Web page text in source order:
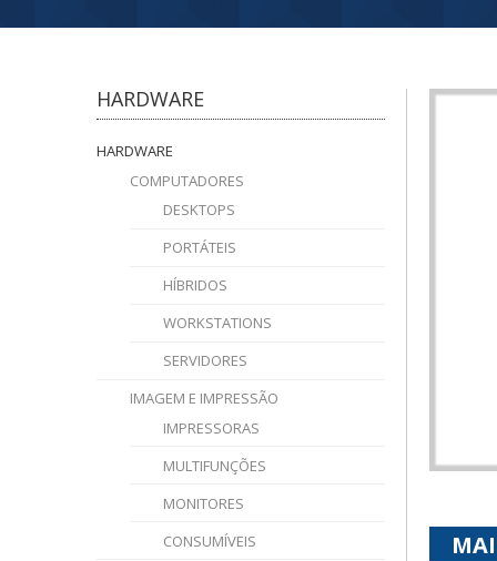
HARDWARE
HARDWARE
COMPUTADORES
DESKTOPS
PORTÁTEIS
HÍBRIDOS
WORKSTATIONS
SERVIDORES
IMAGEM E IMPRESSÃO
IMPRESSORAS
MULTIFUNÇÕES
MONITORES
CONSUMÍVEIS